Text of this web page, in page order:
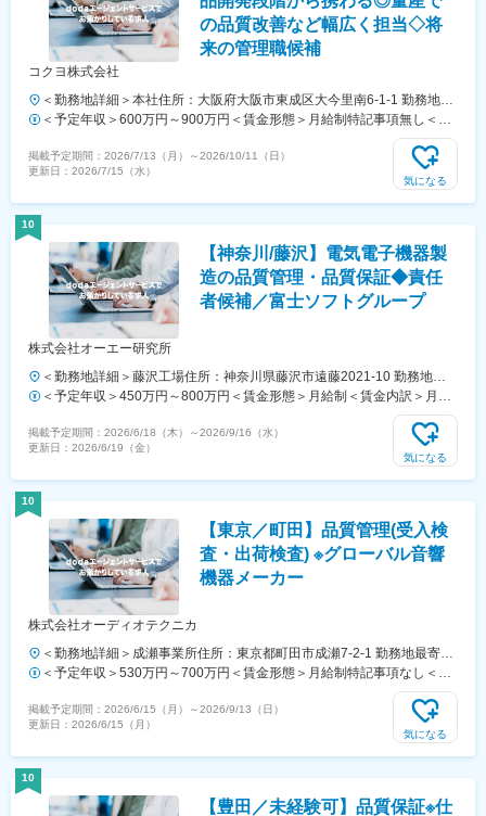
性があります。月給(月額)は固定手当を含めた表記です。
の品質改善など幅広く担当◇将
来の管理職候補
コクヨ株式会社
＜勤務地詳細＞本社住所：大阪府大阪市東成区大今里南6-1-1 勤務地最
寄駅：大阪メトロ千日前線／新深江駅受動喫煙対策：屋内全面禁煙変更
＜予定年収＞600万円～900万円＜賃金形態＞月給制特記事項無し＜賃
金内訳＞月額（基本給）：300,000円～500,000円＜月給＞300,000円
～500,000円＜昇給有無＞有＜残業手当＞有＜給与補足＞※前職の経験
／スキル等を考慮して決定します賃金はあくまでも目安の金額であり、
掲載予定期間： 2026/7/13（月） ～2026/10/11（日）
更新日： 2026/7/15（水）
気になる
10
【神奈川/藤沢】電気電子機器製
造の品質管理・品質保証◆責任
者候補／富士ソフトグループ
株式会社オーエー研究所
＜勤務地詳細＞藤沢工場住所：神奈川県藤沢市遠藤2021-10 勤務地最
寄駅：小田急線／湘南台駅受動喫煙対策：屋内全面禁煙変更の範囲：会
＜予定年収＞450万円～800万円＜賃金形態＞月給制＜賃金内訳＞月額
（基本給）：280,000円～400,000円＜月給＞280,000円～400,000円＜
昇給有無＞有＜残業手当＞有＜給与補足＞■前職での年収･ご経験を考
慮して決定します。■賞与：年2回■昇給：年1回※評価制度年2回、個人
を通じて上下する可能性があります。月給(月額)は固定手当を含めた表
記です。
掲載予定期間： 2026/6/18（木） ～2026/9/16（水）
更新日： 2026/6/19（金）
気になる
10
【東京／町田】品質管理(受入検
査・出荷検査) ※グローバル音響
機器メーカー
株式会社オーディオテクニカ
＜勤務地詳細＞成瀬事業所住所：東京都町田市成瀬7-2-1 勤務地最寄
駅：横浜線／成瀬駅受動喫煙対策：屋内全面禁煙変更の範囲：会社の定
＜予定年収＞530万円～700万円＜賃金形態＞月給制特記事項なし＜賃
金内訳＞月額（基本給）：250,300円～340,000円その他固定手当/月：
20,000円＜月給＞270,300円～360,000円＜昇給有無＞有＜残業手当＞
有＜給与補足＞■賞与：年2回(6月、12月)■昇給：年1回(6月)に実施会社
掲載予定期間： 2026/6/15（月） ～2026/9/13（日）
更新日： 2026/6/15（月）
気になる
10
【豊田／未経験可】品質保証※仕